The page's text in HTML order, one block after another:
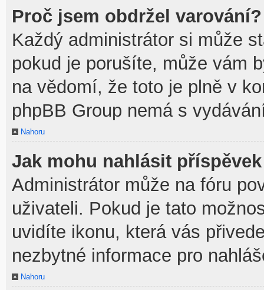
Proč jsem obdržel varování?
Každý administrátor si může
pokud je porušíte, může vám
na vědomí, že toto je plně v
phpBB Group nemá s
Nahoru
Jak mohu nahlásit
Administrátor může na fóru
uživateli. Pokud je tato
uvidíte ikonu, která vás
nezbytné informace pro
Nahoru